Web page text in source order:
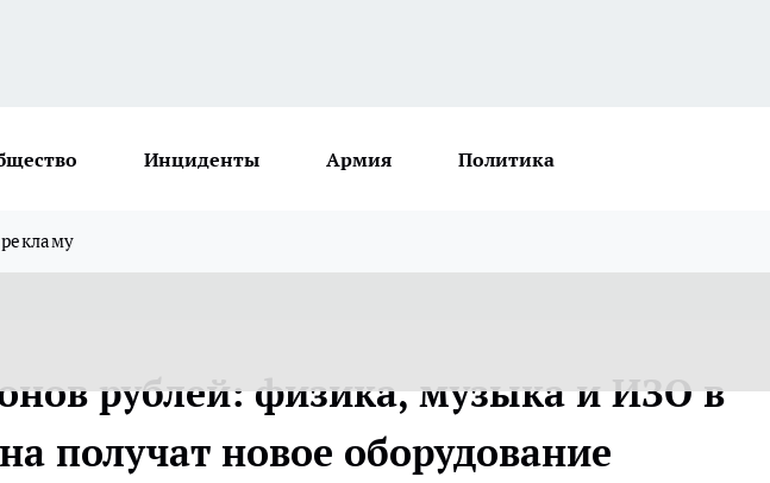
Инциденты Армия Политика
рублей: физика, музыка и ИЗО в
получат новое оборудование